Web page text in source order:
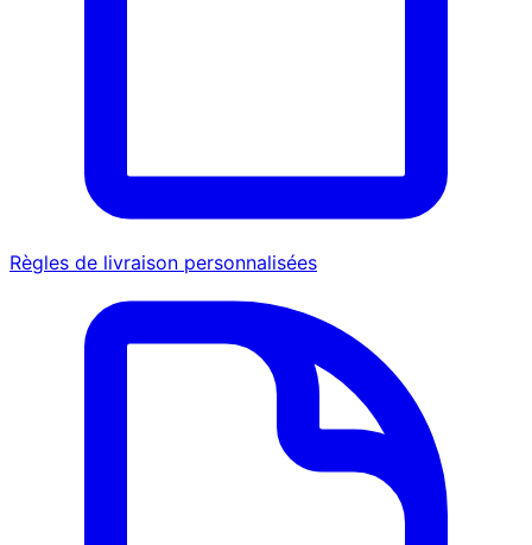
Règles de livraison personnalisées